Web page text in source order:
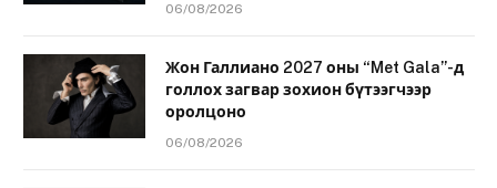
06/08/2026
Жон Галлиано 2027 оны “Met Gala”-д
голлох загвар зохион бүтээгчээр
оролцоно
06/08/2026